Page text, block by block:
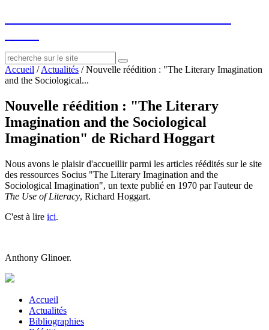
Accueil /Actualités /Nouvelle réédition : "The Literary Imagination
and the Sociological...
Nouvelle réédition : "The Literary
Imagination and the Sociological
Imagination" de Richard Hoggart
Nous avons le plaisir d'accueillir parmi les articles réédités sur le site
des ressources Socius "The Literary Imagination and the
Sociological Imagination", un texte publié en 1970 par l'auteur de
The Use of Literacy, Richard Hoggart.
C'est à lire ici.
Anthony Glinoer.
Accueil
Actualités
Bibliographies